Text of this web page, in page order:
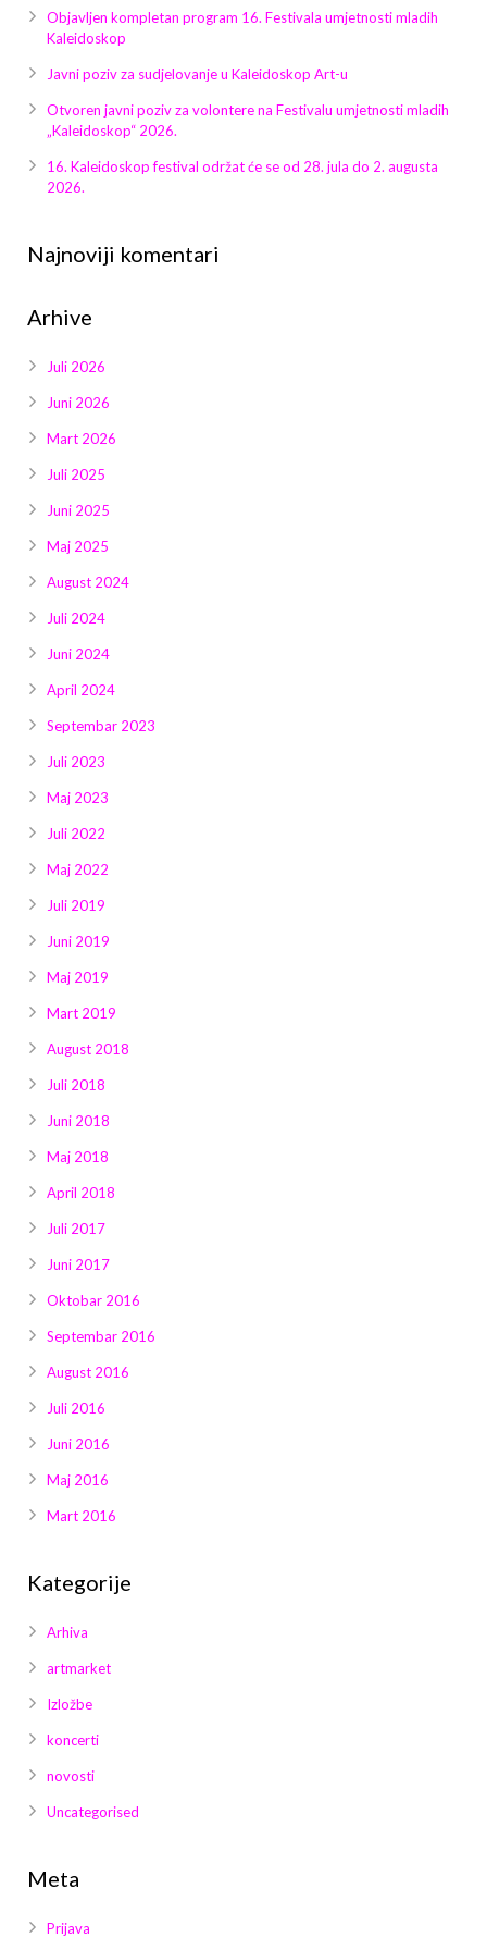
Galerija 2023
Objavljen kompletan program 16. Festivala umjetnosti mladih
Kaleidoskop
Javni poziv za sudjelovanje u Kaleidoskop Art-u
Otvoren javni poziv za volontere na Festivalu umjetnosti mladih
„Kaleidoskop“ 2026.
16. Kaleidoskop festival održat će se od 28. jula do 2. augusta
2026.
Najnoviji komentari
Arhive
Juli 2026
Juni 2026
Mart 2026
Juli 2025
Juni 2025
Maj 2025
August 2024
Juli 2024
Juni 2024
April 2024
Septembar 2023
Juli 2023
Maj 2023
Juli 2022
Maj 2022
Juli 2019
Juni 2019
Maj 2019
Mart 2019
August 2018
Juli 2018
Juni 2018
Maj 2018
April 2018
Juli 2017
Juni 2017
Oktobar 2016
Septembar 2016
August 2016
Juli 2016
Juni 2016
Maj 2016
Mart 2016
Kategorije
Arhiva
artmarket
Izložbe
koncerti
novosti
Uncategorised
Meta
Prijava